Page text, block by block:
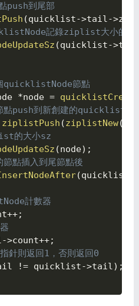
push到尾部
(quicklist->tail->zl
記錄ziplist大小的sz
(quicklist->tail
quicklistNode節點
*node =
push到新創建的
ziplistPush (ziplistNew(
的大小sz
(node) ;
點插入到尾節點後
(quicklist
計數器
++;
->count++;
針則返回1，否則返回0
!= quicklist->tail) ;